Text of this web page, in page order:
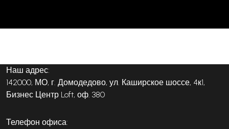
Наш адрес:
142000, МО, г. Домодедово, ул. Каширское шоссе, 4к1,
Бизнес Центр Loft, оф. 380
Телефон офиса: